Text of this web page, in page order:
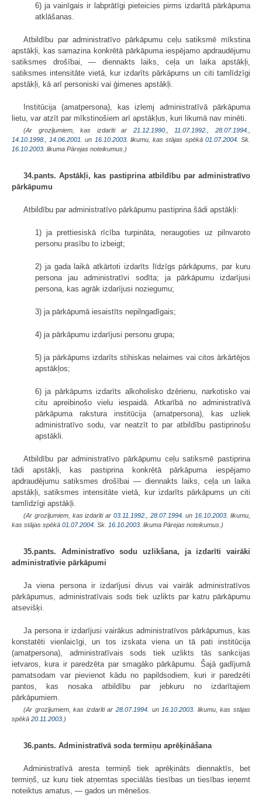
6) ja vainīgais ir labprātīgi pieteicies pirms izdarītā pārkāpuma
atklāšanas.
Atbildību par administratīvo pārkāpumu ceļu satiksmē mīkstina
apstākļi, kas samazina konkrētā pārkāpuma iespējamo apdraudējumu
satiksmes drošībai, — diennakts laiks, ceļa un laika apstākļi,
satiksmes intensitāte vietā, kur izdarīts pārkāpums un citi tamlīdzīgi
apstākļi, kā arī personiski vai ģimenes apstākļi.
Institūcija (amatpersona), kas izlemj administratīvā pārkāpuma
lietu, var atzīt par mīkstinošiem arī apstākļus, kuri likumā nav minēti.
(Ar grozījumiem, kas izdarīti ar 21.12.1990. 11.07.1992. ,28.07.1994.
14.10.1998.
14.06.2001. un 16.10.2003. likumu, kas stājas spēkā 01.07.2004. Sk.
16.10.2003 . likuma Pārejas noteikumus.)
34.pants. Apstākļi, kas pastiprina atbildību par administratīvo
pārkāpumu
Atbildību par administratīvo pārkāpumu pastiprina šādi apstākļi:
1) ja prettiesiskā rīcība turpināta, neraugoties uz pilnvaroto
personu prasību to izbeigt;
2) ja gada laikā atkārtoti izdarīts līdzīgs pārkāpums, par kuru
persona jau administratīvi sodīta; ja pārkāpumu izdarījusi
persona, kas agrāk izdarījusi noziegumu;
3) ja pārkāpumā iesaistīts nepilngadīgais;
4) ja pārkāpumu izdarījusi personu grupa;
5) ja pārkāpums izdarīts stihiskas nelaimes vai citos ārkārtējos
apstākļos;
6) ja pārkāpums izdarīts alkoholisko dzērienu, narkotisko vai
citu apreibinošo vielu iespaidā. Atkarībā no administratīvā
pārkāpuma rakstura institūcija (amatpersona), kas uzliek
administratīvo sodu, var neatzīt to par atbildību pastiprinošu
apstākli.
Atbildību par administratīvo pārkāpumu ceļu satiksmē pastiprina
tādi apstākļi, kas pastiprina konkrētā pārkāpuma iespējamo
apdraudējumu satiksmes drošībai — diennakts laiks, ceļa un laika
apstākļi, satiksmes intensitāte vietā, kur izdarīts pārkāpums un citi
tamlīdzīgi apstākļi.
(Ar grozījumiem, kas izdarīti ar 03.11.1992. 28.07.1994. un 16.10.2003 . likumu,
kas stājas spēkā 01.07.2004. Sk. 16.10.2003 . likuma Pārejas noteikumus.)
35.pants. Administratīvo sodu uzlikšana, ja izdarīti vairāki
administratīvie pārkāpumi
Ja viena persona ir izdarījusi divus vai vairāk administratīvos
pārkāpumus, administratīvais sods tiek uzlikts par katru pārkāpumu
atsevišķi.
Ja persona ir izdarījusi vairākus administratīvos pārkāpumus, kas
konstatēti vienlaicīgi, un tos izskata viena un tā pati institūcija
(amatpersona), administratīvais sods tiek uzlikts tās sankcijas
ietvaros, kura ir paredzēta par smagāko pārkāpumu. Šajā gadījumā
pamatsodam var pievienot kādu no papildsodiem, kuri ir paredzēti
pantos, kas nosaka atbildību par jebkuru no izdarītajiem
pārkāpumiem.
(Ar grozījumiem, kas izdarīti ar 28.07.1994. un 16.10.2003 . likumu, kas stājas
spēkā 20.11.2003. )
36.pants. Administratīvā soda termiņu aprēķināšana
Administratīvā aresta termiņš tiek aprēķināts diennaktīs, bet
termiņš, uz kuru tiek atņemtas speciālās tiesības un tiesības ieņemt
noteiktus amatus, — gados un mēnešos.